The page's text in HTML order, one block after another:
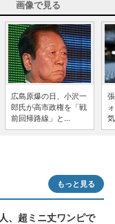
画像で見る
広島原爆の日、小沢一
郎氏が高市政権を「戦
前回帰路線」と...
もっと見る
、超ミニ丈ワンピで